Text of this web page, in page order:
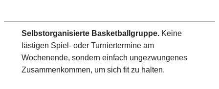
Selbstorganisierte Basketballgruppe.Keine
lästigen Spiel- oder Turniertermine am
Wochenende, sondern einfach ungezwungenes
Zusammenkommen, um sich fit zu halten.